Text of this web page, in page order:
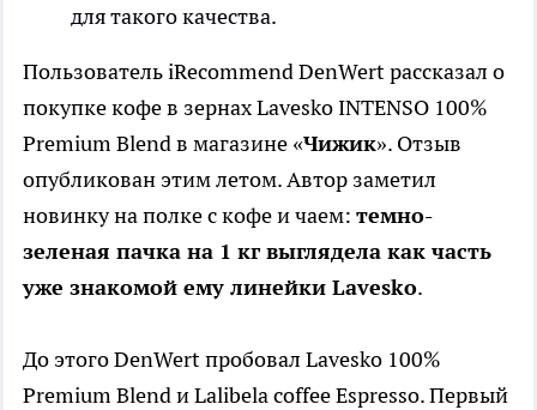
для такого качества.
Пользователь iRecommend DenWert рассказал о
покупке кофе в зернах Lavesko INTENSO 100%
Premium Blend в магазине «Чижик». Отзыв
опубликован этим летом. Автор заметил
новинку на полке с кофе и чаем: темно-
зеленая пачка на 1 кг выглядела как часть
уже знакомой ему линейки Lavesko.
До этого DenWert пробовал Lavesko 100%
Premium Blend и Lalibela coffee Espresso. Первый